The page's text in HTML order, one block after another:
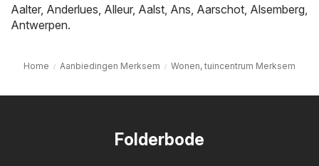
Aalter, Anderlues Alleur, Aalst Ans Aarschot Alsemberg
Antwerpen.
Home Aanbiedingen Merksem Wonen, tuincentrum Merksem
Folderbode